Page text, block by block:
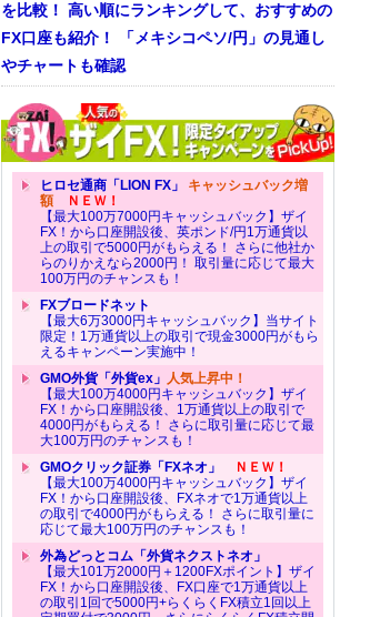
を比較！ 高い順にランキングして、おすすめの
FX口座も紹介！ 「メキシコペソ/円」の見通し
やチャートも確認
ヒロセ通商「LION FX」 キャッシュバック増
額ＮＥＷ！
【最大100万7000円キャッシュバック】ザイ
FX！から口座開設後、英ポンド/円1万通貨以
上の取引で5000円がもらえる！ さらに他社か
らのりかえなら2000円！ 取引量に応じて最大
100万円のチャンスも！
FXブロードネット
【最大6万3000円キャッシュバック】当サイト
限定！1万通貨以上の取引で現金3000円がもら
えるキャンペーン実施中！
GMO外貨「外貨ex」 人気上昇中！
【最大100万4000円キャッシュバック】ザイ
FX！から口座開設後、1万通貨以上の取引で
4000円がもらえる！ さらに取引量に応じて最
大100万円のチャンスも！
GMOクリック証券「FXネオ」
ＮＥＷ！
【最大100万4000円キャッシュバック】ザイ
FX！から口座開設後、FXネオで1万通貨以上
の取引で4000円がもらえる！ さらに取引量に
応じて最大100万円のチャンスも！
外為どっとコム「外貨ネクストネオ」
【最大101万2000円＋1200FXポイント】ザイ
FX！から口座開設後、FX口座で1万通貨以上
の取引1回で5000円+らくらくFX積立1回以上